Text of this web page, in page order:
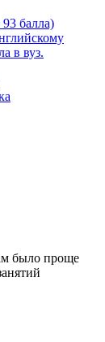
балла)
в вуз.
было проще